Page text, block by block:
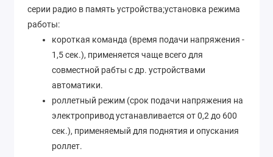
серии радио в память устройства;установка режима
работы:
короткая команда (время подачи напряжения -
1,5 сек.), применяется чаще всего для
совместной рабты с др. устройствами
автоматики.
роллетный режим (срок подачи напряжения на
электропривод устанавливается от 0,2 до 600
сек.), применяемый для поднятия и опускания
роллет.